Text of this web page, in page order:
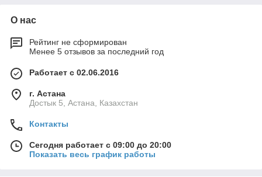
О нас
Рейтинг не сформирован
Менее 5 отзывов за последний год
Работает с 02.06.2016
г. Астана
Достык 5, Астана, Казахстан
Контакты
Сегодня работает с 09:00 до 20:00
Показать весь график работы